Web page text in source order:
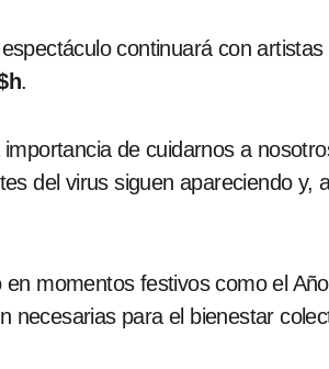
continuará con
.
de cuidarnos a
del virus siguen apareciendo y,
momentos festivos como el
necesarias para el bienestar